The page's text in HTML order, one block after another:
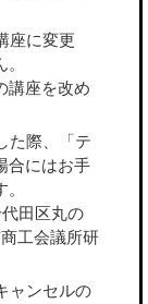
座に変更
講座を改め
た際、「テ
合にはお手
代田区丸の
工会議所研
ャンセルの